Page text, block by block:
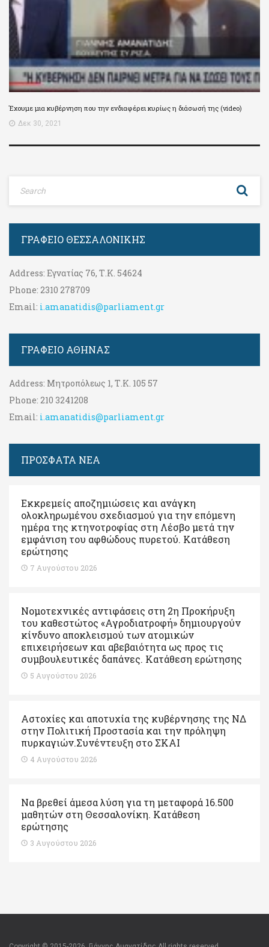
Έχουμε μια κυβέρνηση που την ενδιαφέρει κυρίως η διάσωσή της (video)
Δεκ 30, 2021
ΓΡΑΦΕΊΟ ΘΕΣΣΑΛΟΝΊΚΗΣ
Address: Εγνατίας 76, Τ.Κ. 54624
Phone: 2310 278709
Email: i.amanatidis@parliament.gr
ΓΡΑΦΕΊΟ ΑΘΉΝΑΣ
Address: Μητροπόλεως 1, Τ.Κ. 105 57
Phone: 210 3241208
Email: i.amanatidis@parliament.gr
ΠΡΟΣΦΑΤΑ ΝΕΑ
Εκκρεμείς αποζημιώσεις και ανάγκη
ολοκληρωμένου σχεδιασμού για την επόμενη
ημέρα της κτηνοτροφίας στη Λέσβο μετά την
εμφάνιση του αφθώδους πυρετού. Kατάθεση
ερώτησης
7 Αυγούστου 2026
Νομοτεχνικές αντιφάσεις στη 2η Προκήρυξη
του καθεστώτος «Αγροδιατροφή» δημιουργούν
κίνδυνο αποκλεισμού των ατομικών
επιχειρήσεων και αβεβαιότητα ως προς τις
συμβουλευτικές δαπάνες. Κατάθεση ερώτησης
5 Αυγούστου 2026
Αστοχίες και αποτυχία της κυβέρνησης της ΝΔ
στην Πολιτική Προστασία και την πρόληψη
πυρκαγιών.Συνέντευξη στο ΣΚΑΙ
4 Αυγούστου 2026
Να βρεθεί άμεσα λύση για τη μεταφορά 16.500
μαθητών στη Θεσσαλονίκη. Κατάθεση
ερώτησης
3 Αυγούστου 2026